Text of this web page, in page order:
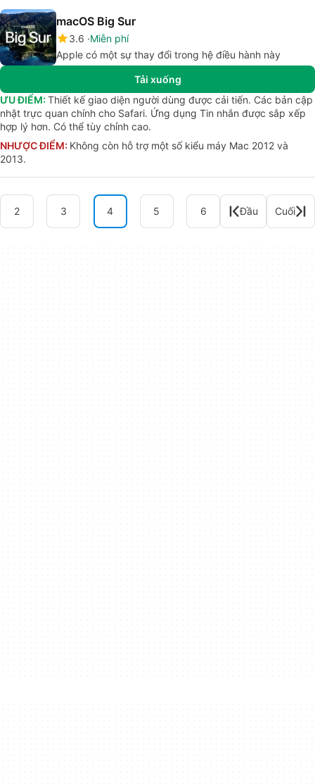
macOS Big Sur
3.6 Miễn phí
Apple có một sự thay đổi trong hệ điều hành này
Tải xuống
ƯU ĐIỂM: Thiết kế giao diện người dùng được cải tiến. Các bản cập
nhật trực quan chính cho Safari. Ứng dụng Tin nhắn được sắp xếp
hợp lý hơn. Có thể tùy chỉnh cao.
NHƯỢC ĐIỂM: Không còn hỗ trợ một số kiểu máy Mac 2012 và
2013.
2 3 4 5 6 Đầu Cuối